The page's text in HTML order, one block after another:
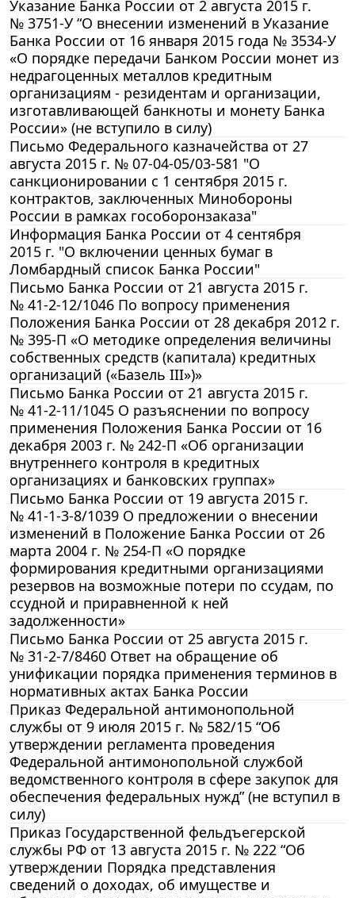
Указание Банка России от 2 августа 2015 г.
№ 3751-У “О внесении изменений в Указание
Банка России от 16 января 2015 года № 3534-У
«О порядке передачи Банком России монет из
недрагоценных металлов кредитным
организациям - резидентам и организации,
изготавливающей банкноты и монету Банка
России» (не вступило в силу)
Письмо Федерального казначейства от 27
августа 2015 г. № 07-04-05/03-581 "О
санкционировании с 1 сентября 2015 г.
контрактов, заключенных Минобороны
России в рамках гособоронзаказа"
Информация Банка России от 4 сентября
2015 г. "О включении ценных бумаг в
Ломбардный список Банка России"
Письмо Банка России от 21 августа 2015 г.
№ 41-2-12/1046 По вопросу применения
Положения Банка России от 28 декабря 2012 г.
№ 395-П «О методике определения величины
собственных средств (капитала) кредитных
организаций («Базель III»)»
Письмо Банка России от 21 августа 2015 г.
№ 41-2-11/1045 О разъяснении по вопросу
применения Положения Банка России от 16
декабря 2003 г. № 242-П «Об организации
внутреннего контроля в кредитных
организациях и банковских группах»
Письмо Банка России от 19 августа 2015 г.
№ 41-1-3-8/1039 О предложении о внесении
изменений в Положение Банка России от 26
марта 2004 г. № 254-П «О порядке
формирования кредитными организациями
резервов на возможные потери по ссудам, по
ссудной и приравненной к ней
задолженности»
Письмо Банка России от 25 августа 2015 г.
№ 31-2-7/8460 Ответ на обращение об
унификации порядка применения терминов в
нормативных актах Банка России
Приказ Федеральной антимонопольной
службы от 9 июля 2015 г. № 582/15 “Об
утверждении регламента проведения
Федеральной антимонопольной службой
ведомственного контроля в сфере закупок для
обеспечения федеральных нужд” (не вступил в
силу)
Приказ Государственной фельдъегерской
службы РФ от 13 августа 2015 г. № 222 “Об
утверждении Порядка представления
сведений о доходах, об имуществе и